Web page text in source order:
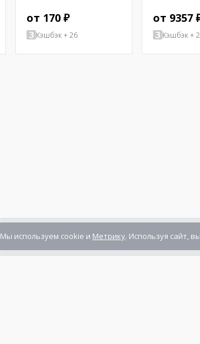
от 170 ₽
Кэшбэк + 26
от 9357
Кэшбэк +
Мы используем cookie и Метрику. Используя сайт, вы